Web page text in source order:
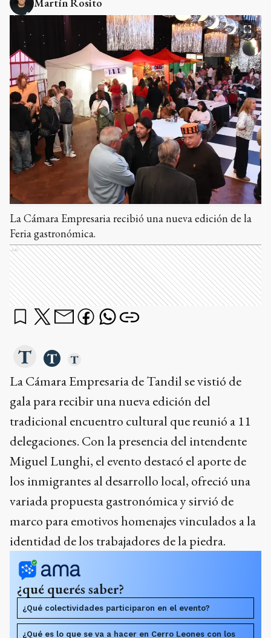
La Cámara Empresaria recibió una nueva edición de la
Feria gastronómica.
Ads
La Cámara Empresaria de Tandil se vistió de
gala para recibir una nueva edición del
tradicional encuentro cultural que reunió a 11
delegaciones. Con la presencia del intendente
Miguel Lunghi, el evento destacó el aporte de
los inmigrantes al desarrollo local, ofreció una
variada propuesta gastronómica y sirvió de
marco para emotivos homenajes vinculados a la
identidad de los trabajadores de la piedra.
¿qué querés saber?
¿Qué colectividades participaron en el evento?
¿Qué es lo que se va a hacer en Cerro Leones con los